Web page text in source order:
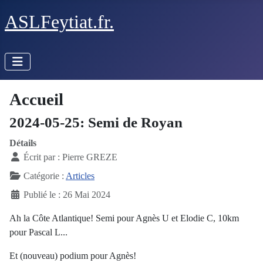
ASLFeytiat.fr.
Accueil
2024-05-25: Semi de Royan
Détails
Écrit par : Pierre GREZE
Catégorie : Articles
Publié le : 26 Mai 2024
Ah la Côte Atlantique! Semi pour Agnès U et Elodie C, 10km
pour Pascal L...
Et (nouveau) podium pour Agnès!